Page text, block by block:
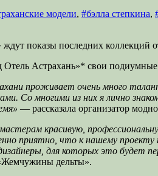
модели, #бэлла степкина,
показы последних коллекций
Астрахань»* свои
проживает очень много
Со многими из них я лично
— рассказала организатор
красивую,
приятно, что к нашему
для которых это будет
дельты».